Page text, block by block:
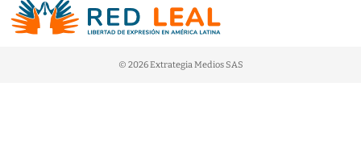
© 2026 Extrategia Medios SAS